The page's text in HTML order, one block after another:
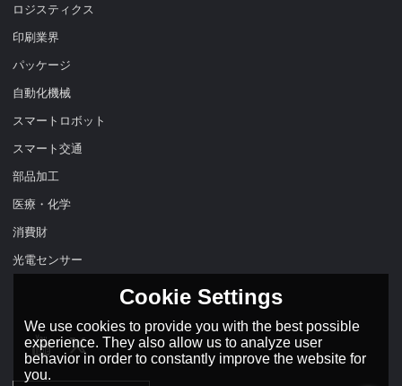
ロジスティクス
印刷業界
パッケージ
自動化機械
スマートロボット
スマート交通
部品加工
医療・化学
消費財
光電センサー
Cookie Settings
We use cookies to provide you with the best possible
experience. They also allow us to analyze user
behavior in order to constantly improve the website for
you.